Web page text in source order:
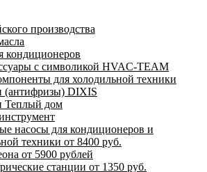
производства
кондиционеров
с символикой HVAC-TEAM
для холодильной техники
(антифризы) DIXIS
Теплый дом
насосы для кондиционеров и
техники от 8400 руб.
от 5900 рублей
станции от 1350 руб.